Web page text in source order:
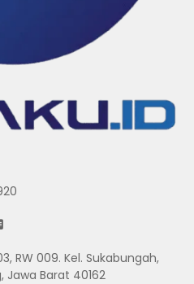
RW 009. Kel. Sukabungah,
Jawa Barat 40162